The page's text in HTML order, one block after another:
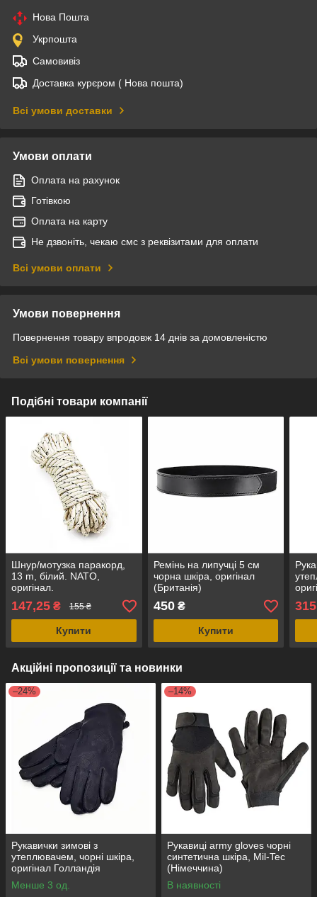
Нова Пошта
Укрпошта
Самовивіз
Доставка курєром ( Нова пошта)
Всі умови доставки
Умови оплати
Оплата на рахунок
Готівкою
Оплата на карту
Не дзвоніть, чекаю смс з реквізитами для оплати
Всі умови оплати
Умови повернення
Повернення товару впродовж 14 днів за домовленістю
Всі умови повернення
Подібні товари компанії
Шнур/мотузка паракорд,
13 m, білий. NATO,
оригінал.
147,25 ₴ 155 ₴
Купити
Ремінь на липучці 5 см
чорна шкіра, оригінал
(Британія)
450₴
Купити
315
Акційні пропозиції та новинки
–24%
Рукавички зимові з
утеплювачем, чорні шкіра,
оригінал Голландія
Менше 3 од.
–14%
Рукавиці army gloves чорні
синтетична шкіра, Mil-Tec
(Німеччина)
В наявності